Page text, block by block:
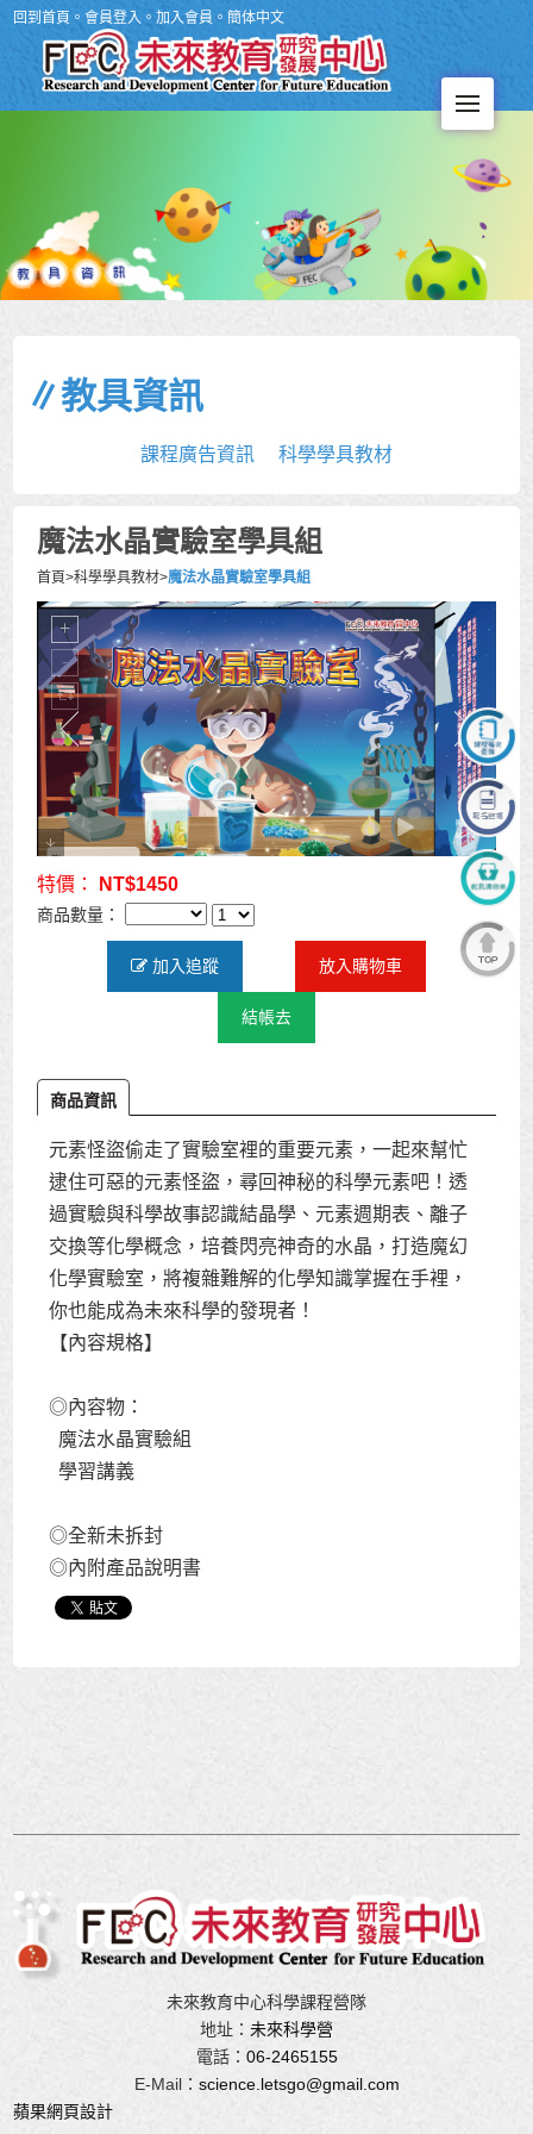
回到首頁 。會員登入 。加入會員 。簡体中文
∥教具資訊
課程廣告資訊 科學學具教材
魔法水晶實驗室學具組
首頁>科學學具教材>魔法水晶實驗室學具組
特價： NT$1450
商品數量：
加入追蹤 放入購物車
結帳去
商品資訊
元素怪盜偷走了實驗室裡的重要元素，一起來幫忙
逮住可惡的元素怪盜，尋回神秘的科學元素吧！透
過實驗與科學故事認識結晶學、元素週期表、離子
交換等化學概念，培養閃亮神奇的水晶，打造魔幻
化學實驗室，將複雜難解的化學知識掌握在手裡，
你也能成為未來科學的發現者！
【內容規格】
◎內容物：
魔法水晶實驗組
學習講義
◎全新未拆封
◎內附產品說明書
未來教育中心科學課程營隊
地址： 未來科學營
電話： 06-2465155
E-Mail： science.letsgo@gmail.com
蘋果網頁設計